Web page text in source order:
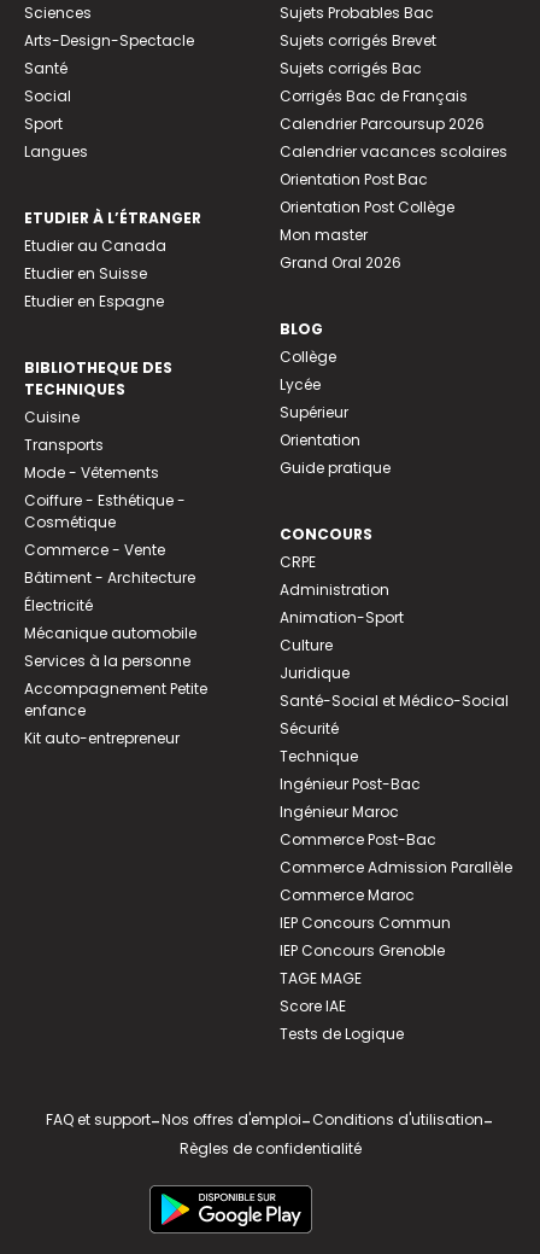
Sciences
Arts-Design-Spectacle
Santé
Social
Sport
Langues
ETUDIER À L’ÉTRANGER
Etudier au Canada
Etudier en Suisse
Etudier en Espagne
BIBLIOTHEQUE DES
TECHNIQUES
Cuisine
Transports
Mode - Vêtements
Coiffure - Esthétique -
Cosmétique
Commerce - Vente
Bâtiment - Architecture
Électricité
Mécanique automobile
Services à la personne
Accompagnement Petite
enfance
Kit auto-entrepreneur
Sujets Probables Bac
Sujets corrigés Brevet
Sujets corrigés Bac
Corrigés Bac de Français
Calendrier Parcoursup 2026
Calendrier vacances scolaires
Orientation Post Bac
Orientation Post Collège
Mon master
Grand Oral 2026
BLOG
Collège
Lycée
Supérieur
Orientation
Guide pratique
CONCOURS
CRPE
Administration
Animation-Sport
Culture
Juridique
Santé-Social et Médico-Social
Sécurité
Technique
Ingénieur Post-Bac
Ingénieur Maroc
Commerce Post-Bac
Commerce Admission Parallèle
Commerce Maroc
IEP Concours Commun
IEP Concours Grenoble
TAGE MAGE
Score IAE
Tests de Logique
FAQ et support-Nos offres d'emploi-Conditions d'utilisation-
Règles de confidentialité